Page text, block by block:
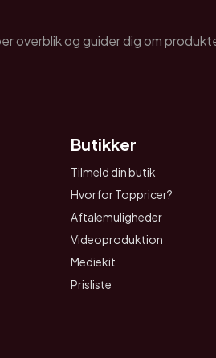
Butikker
Tilmeld din butik
Hvorfor Toppricer?
Aftalemuligheder
Videoproduktion
Mediekit
Prisliste